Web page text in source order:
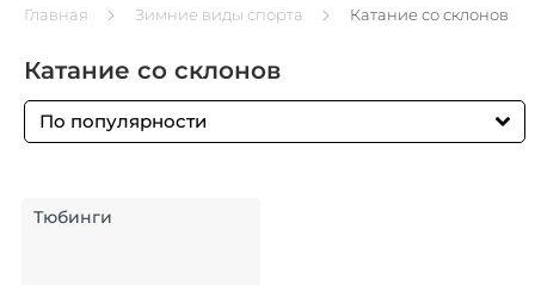
Главная Зимние виды спорта Катание со склонов
Катание со склонов
По популярности
Тюбинги